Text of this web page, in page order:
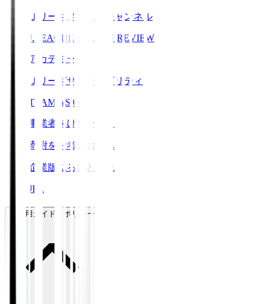
Ｊリーグメディアチャンネル
J.LEAGUE SEASON REVIEW
アカデミー
Ｊリーグサステナビリティ
TEAM AS ONE
事業者向けサービス
寄附をお考えの方へ
企業版ふるさと納税
JFA
ご利用ガイド・ポリシー